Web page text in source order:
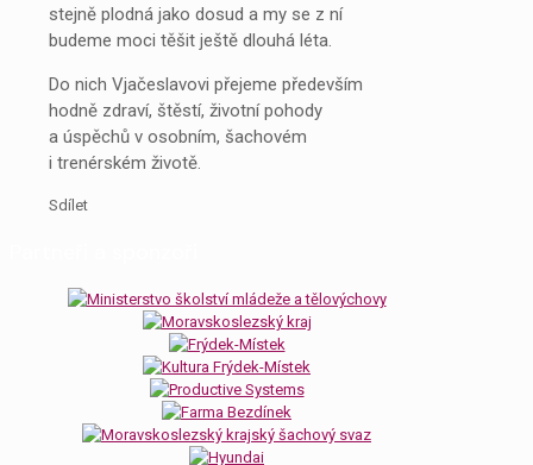
stejně plodná jako dosud a my se z ní
budeme moci těšit ještě dlouhá léta.
Do nich Vjačeslavovi přejeme především
hodně zdraví, štěstí, životní pohody
a úspěchů v osobním, šachovém
i trenérském životě.
Sdílet